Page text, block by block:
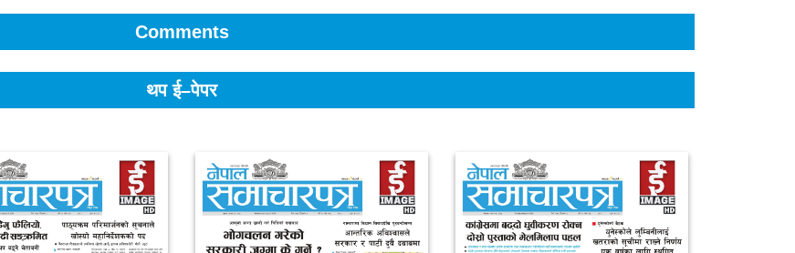
Comments
थप ई–पेपर